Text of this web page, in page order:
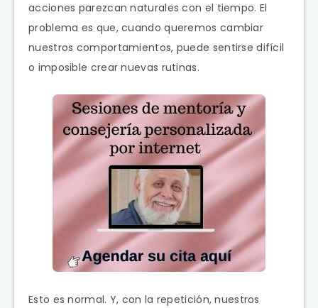
acciones parezcan naturales con el tiempo. El
problema es que, cuando queremos cambiar
nuestros comportamientos, puede sentirse difícil
o imposible crear nuevas rutinas.
Esto es normal. Y, con la repetición, nuestros